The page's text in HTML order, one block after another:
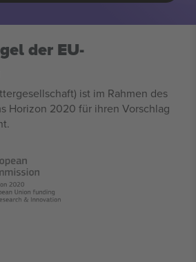
der EU-
ist im Rahmen des
Horizon 2020 für ihren Vorschlag